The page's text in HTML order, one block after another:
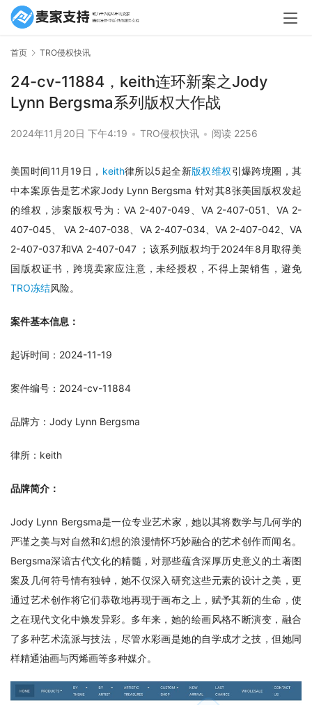
首页 TRO侵权快讯
24-cv-11884，keith连环新案之Jody
Lynn Bergsma系列版权大作战
2024年11月20日 下午4:19 • TRO侵权快讯 • 阅读 2256
美国时间11月19日， keith律所以5起全新版权维权引爆跨境圈，其
中本案原告是艺术家Jody Lynn Bergsma 针对其8张美国版权发起
的维权，涉案版权号为：VA 2-407-049、VA 2-407-051、VA 2-
407-045、 VA 2-407-038、VA 2-407-034、VA 2-407-042、VA
2-407-037和VA 2-407-047 ；该系列版权均于2024年8月取得美
国版权证书，跨境卖家应注意，未经授权，不得上架销售，避免
TRO冻结风险。
案件基本信息：
起诉时间：2024-11-19
案件编号：2024-cv-11884
品牌方：Jody Lynn Bergsma
律所：keith
品牌简介：
Jody Lynn Bergsma是一位专业艺术家，她以其将数学与几何学的
严谨之美与对自然和幻想的浪漫情怀巧妙融合的艺术创作而闻名。
Bergsma深谙古代文化的精髓，对那些蕴含深厚历史意义的土著图
案及几何符号情有独钟，她不仅深入研究这些元素的设计之美，更
通过艺术创作将它们恭敬地再现于画布之上，赋予其新的生命，使
之在现代文化中焕发异彩。多年来，她的绘画风格不断演变，融合
了多种艺术流派与技法，尽管水彩画是她的自学成才之技，但她同
样精通油画与丙烯画等多种媒介。